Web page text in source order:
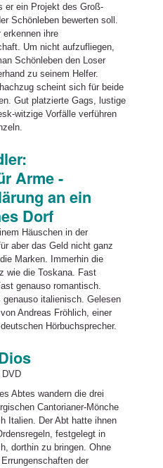
er ein Projekt des Groß-
Schönleben bewerten soll.
erkennen ihre
Um nicht aufzufliegen,
Schönleben den Loser
zu seinem Helfer.
scheint sich für beide
Gut platzierte Gags, lustige
witzige Vorfälle verführen
Arme -
an ein
Dorf
Häuschen in der
aber das Geld nicht ganz
Marken. Immerhin die
wie die Toskana. Fast
genauso romantisch.
genauso italienisch. Gelesen
Andreas Fröhlich, einer
Hörbuchsprecher.
Abtes wandern die drei
Cantorianer-Mönche
Italien. Der Abt hatte ihnen
festgelegt in
dorthin zu bringen. Ohne
der